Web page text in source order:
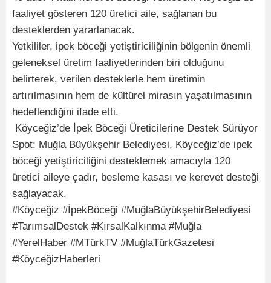
faaliyet gösteren 120 üretici aile, sağlanan bu
desteklerden yararlanacak.
Yetkililer, ipek böceği yetiştiriciliğinin bölgenin önemli
geleneksel üretim faaliyetlerinden biri olduğunu
belirterek, verilen desteklerle hem üretimin
artırılmasının hem de kültürel mirasın yaşatılmasının
hedeflendiğini ifade etti.
Köyceğiz’de İpek Böceği Üreticilerine Destek Sürüyor
Spot: Muğla Büyükşehir Belediyesi, Köyceğiz’de ipek
böceği yetiştiriciliğini desteklemek amacıyla 120
üretici aileye çadır, besleme kasası ve kerevet desteği
sağlayacak.
#Köyceğiz #İpekBöceği #MuğlaBüyükşehirBelediyesi
#TarımsalDestek #KırsalKalkınma #Muğla
#YerelHaber #MTürkTV #MuğlaTürkGazetesi
#KöyceğizHaberleri